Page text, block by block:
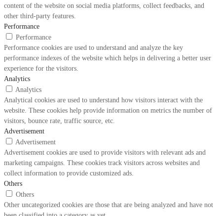
content of the website on social media platforms, collect feedbacks, and
other third-party features.
Performance
Performance
Performance cookies are used to understand and analyze the key
performance indexes of the website which helps in delivering a better user
experience for the visitors.
Analytics
Analytics
Analytical cookies are used to understand how visitors interact with the
website. These cookies help provide information on metrics the number of
visitors, bounce rate, traffic source, etc.
Advertisement
Advertisement
Advertisement cookies are used to provide visitors with relevant ads and
marketing campaigns. These cookies track visitors across websites and
collect information to provide customized ads.
Others
Others
Other uncategorized cookies are those that are being analyzed and have not